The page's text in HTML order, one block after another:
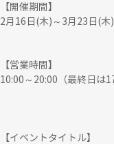
【開催期間】
2月16日(木)～3月23日
【営業時間】
10:00～20:00（最終日は
【イベントタイトル】